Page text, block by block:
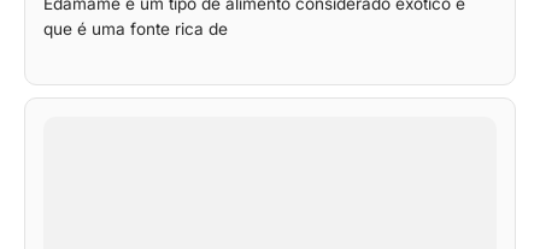
que é uma fonte rica de